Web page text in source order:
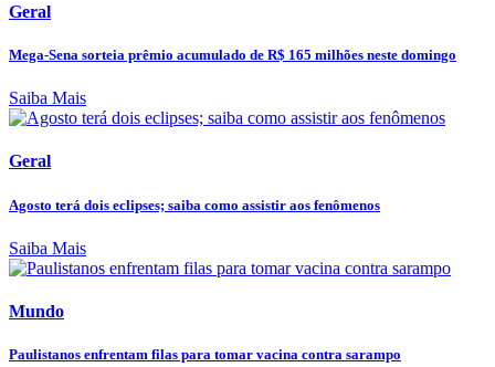
Geral
Mega-Sena sorteia prêmio acumulado de R$ 165 milhões neste domingo
Saiba Mais
Geral
Agosto terá dois eclipses; saiba como assistir aos fenômenos
Saiba Mais
Mundo
Paulistanos enfrentam filas para tomar vacina contra sarampo